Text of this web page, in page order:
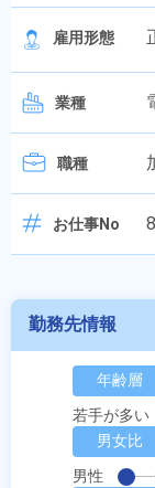
雇用形態
業種
職種
お仕事No
勤務先情報
年齢層
若手が多い
男女比
男性